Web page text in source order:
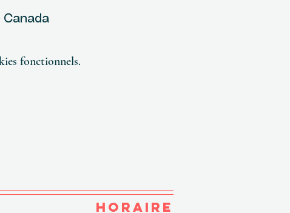
Canada
fonctionnels.
HORAIRE